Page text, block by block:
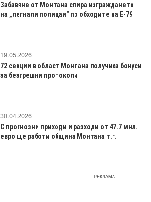
Забавяне от Монтана спира изграждането
на „легнали полицаи" по обходите на Е-79
19.05.2026
72 секции в област Монтана получиха бонуси
за безгрешни протоколи
30.04.2026
С прогнозни приходи и разходи от 47.7 мнл.
евро ще работи община Монтана т.г.
РЕКЛАМА